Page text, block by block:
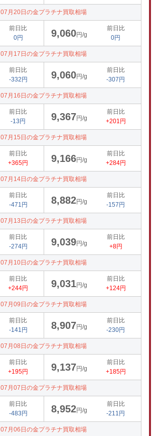
07月20日の金プラチナ買取相場
前日比
0円
9,060円/g
前日比
0円
07月17日の金プラチナ買取相場
前日比
-332円
9,060円/g
前日比
-307円
07月16日の金プラチナ買取相場
前日比
-13円
9,367円/g
前日比
+201円
07月15日の金プラチナ買取相場
前日比
+365円
9,166円/g
前日比
+284円
07月14日の金プラチナ買取相場
前日比
-471円
8,882円/g
前日比
-157円
07月13日の金プラチナ買取相場
前日比
-274円
9,039円/g
前日比
+8円
07月10日の金プラチナ買取相場
前日比
+244円
9,031円/g
前日比
+124円
07月09日の金プラチナ買取相場
前日比
-141円
8,907円/g
前日比
-230円
07月08日の金プラチナ買取相場
前日比
+195円
9,137円/g
前日比
+185円
07月07日の金プラチナ買取相場
前日比
-483円
8,952円/g
前日比
-211円
07月06日の金プラチナ買取相場